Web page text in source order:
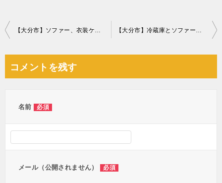
投
ビ
【大分市】ソファー、衣装ケースの出張不用品回収・処分ご依頼 【大分市】冷蔵庫とソファーの回収・処分 お客様の声
コメントを残す
名前 必須
メール（公開されません） 必須